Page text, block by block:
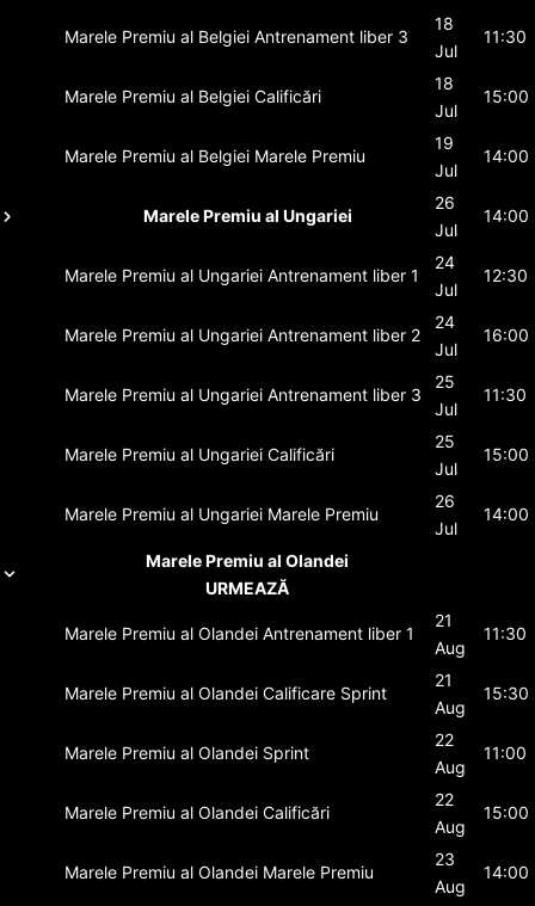
Marele Premiu al Belgiei Antrenament liber 3
18
Jul
11:30
Marele Premiu al Belgiei Calificări
18
Jul
15:00
Marele Premiu al Belgiei Marele Premiu
19
Jul
14:00
Marele Premiu al Ungariei
26
Jul
14:00
Marele Premiu al Ungariei Antrenament liber 1
24
Jul
12:30
Marele Premiu al Ungariei Antrenament liber 2
24
Jul
16:00
Marele Premiu al Ungariei Antrenament liber 3
25
Jul
11:30
Marele Premiu al Ungariei Calificări
25
Jul
15:00
Marele Premiu al Ungariei Marele Premiu
26
Jul
14:00
Marele Premiu al Olandei
URMEAZĂ
Marele Premiu al Olandei Antrenament liber 1
21
Aug
11:30
Marele Premiu al Olandei Calificare Sprint
21
Aug
15:30
Marele Premiu al Olandei Sprint
22
Aug
11:00
Marele Premiu al Olandei Calificări
22
Aug
15:00
Marele Premiu al Olandei Marele Premiu
23
Aug
14:00